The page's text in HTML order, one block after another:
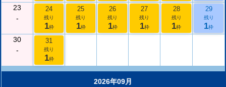
23
-
24
残り
1枠
25
残り
1枠
26
残り
1枠
27
残り
1枠
28
残り
1枠
29
残り
1枠
30
-
31
残り
1枠
2026年09月